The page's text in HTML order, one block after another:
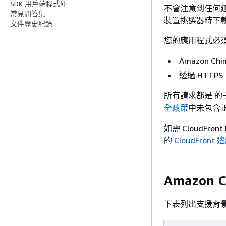
SDK 用戶端程式庫
常見問答集
文件歷史紀錄
不會注意到任何
裝置挑選器時下
您的應用程式必
Amazon
透過
所有請求都是 的
全政策中未包含
如需 CloudFront
的 CloudFront
Amazon
下表列出支援背